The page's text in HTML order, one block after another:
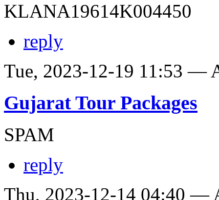
KLANA19614K004450
reply
Tue, 2023-12-19 11:53 —
Gujarat Tour Packages
SPAM
reply
Thu, 2023-12-14 04:40 —